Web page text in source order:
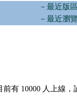
－最近版
－最近瀏
前有 10000 人上線